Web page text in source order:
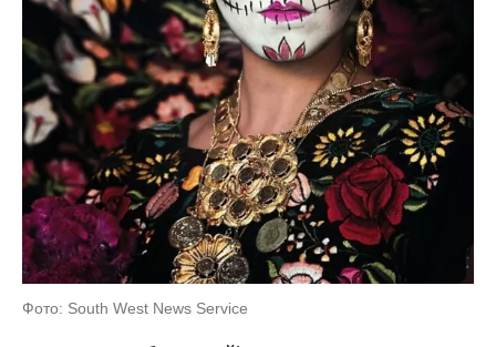
Фото: South West News Service